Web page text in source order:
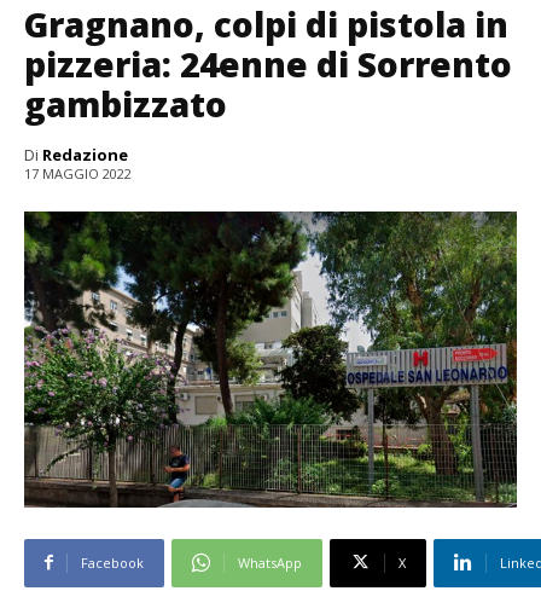
Gragnano, colpi di pistola in
pizzeria: 24enne di Sorrento
gambizzato
Di Redazione
17 MAGGIO 2022
Facebook WhatsApp X